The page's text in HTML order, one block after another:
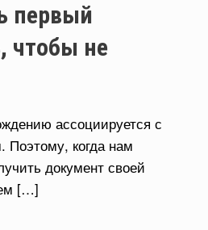
первый
чтобы не
ассоциируется с
Поэтому, когда нам
документ своей
[…]